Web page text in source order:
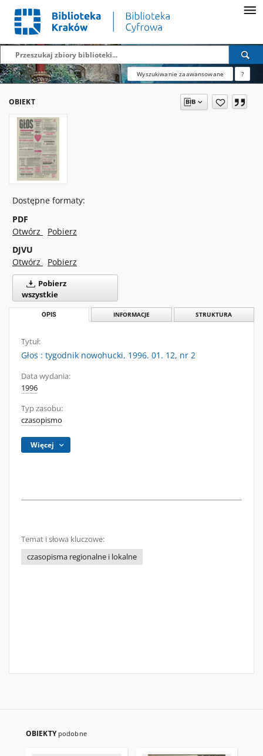
Wyszukiwanie zaawansowane ?
OBIEKT
Dostępne formaty:
PDF
Otwórz
Pobierz
DJVU
Otwórz
Pobierz
Pobierz
wszystkie
OPIS INFORMACJE STRUKTURA
Tytuł:
Głos : tygodnik nowohucki, 1996. 01. 12, nr 2
Data wydania:
1996
Typ zasobu:
czasopismo
Więcej
Temat i słowa kluczowe:
czasopisma regionalne i lokalne
OBIEKTY podobne